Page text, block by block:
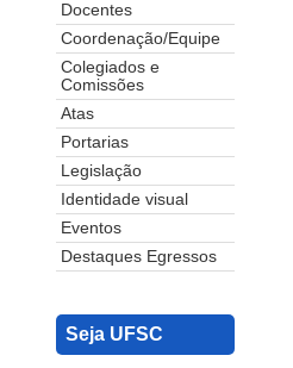
Docentes
Coordenação/Equipe
Colegiados e
Comissões
Atas
Portarias
Legislação
Identidade visual
Eventos
Destaques Egressos
Seja UFSC